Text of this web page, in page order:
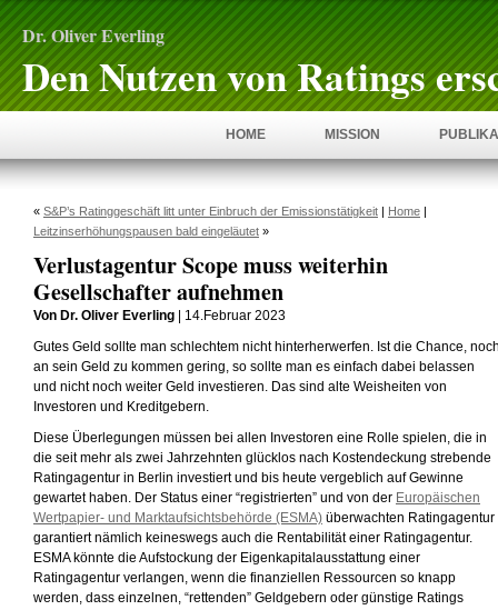
Dr. Oliver Everling
Den Nutzen von Ratings
HOME MISSION
« S&P’s Ratinggeschäft litt unter Einbruch der Emissionstätigkeit | Home |
Leitzinserhöhungspausen bald eingeläutet »
Verlustagentur Scope muss weiterhin
Gesellschafter aufnehmen
Von Dr. Oliver Everling | 14.Februar 2023
Gutes Geld sollte man schlechtem nicht hinterherwerfen. Ist die Chance,
an sein Geld zu kommen gering, so sollte man es einfach dabei belassen
und nicht noch weiter Geld investieren. Das sind alte Weisheiten von
Investoren und Kreditgebern.
Diese Überlegungen müssen bei allen Investoren eine Rolle spielen, die in
die seit mehr als zwei Jahrzehnten glücklos nach Kostendeckung strebende
Ratingagentur in Berlin investiert und bis heute vergeblich auf Gewinne
gewartet haben. Der Status einer “registrierten” und von der Europäischen
Wertpapier- und Marktaufsichtsbehörde (ESMA) überwachten Ratingagentur
garantiert nämlich keineswegs auch die Rentabilität einer Ratingagentur.
ESMA könnte die Aufstockung der Eigenkapitalausstattung einer
Ratingagentur verlangen, wenn die finanziellen Ressourcen so knapp
werden, dass einzelnen, “rettenden” Geldgebern oder günstige Ratings